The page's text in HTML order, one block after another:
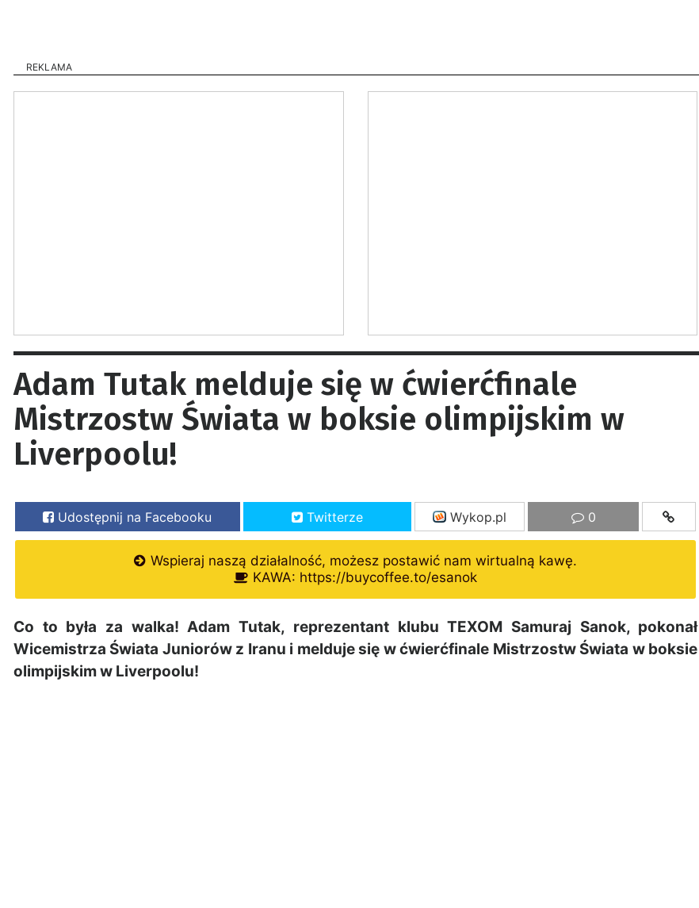
REKLAMA
Adam Tutak melduje się w ćwierćfinale
Mistrzostw Świata w boksie olimpijskim w
Liverpoolu!
Udostępnij na Facebooku Twitterze Wykop.pl 0
Wspieraj naszą działalność, możesz postawić nam wirtualną kawę.
KAWA: https://buycoffee.to/esanok
Co to była za walka! Adam Tutak, reprezentant klubu TEXOM Samuraj Sanok, pokonał
Wicemistrza Świata Juniorów z Iranu i melduje się w ćwierćfinale Mistrzostw Świata w boksie
olimpijskim w Liverpoolu!